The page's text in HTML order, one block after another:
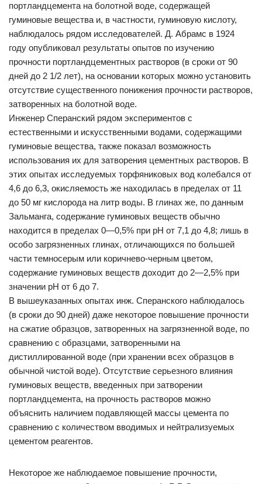
портландцемента на болотной воде, содержащей
гуминовые вещества и, в частности, гуминовую кислоту,
наблюдалось рядом исследователей. Д. Абрамс в 1924
году опубликовал результаты опытов по изучению
прочности портландцементных растворов (в сроки от 90
дней до 2 1/2 лет), на основании которых можно установить
отсутствие существенного понижения прочности растворов,
затворенных на болотной воде.
Инженер Сперанский рядом экспериментов с
естественными и искусственными водами, содержащими
гуминовые вещества, также показал возможность
использования их для затворения цементных растворов. В
этих опытах исследуемых торфяниковых вод колебался от
4,6 до 6,3, окисляемость же находилась в пределах от 11
до 50 мг кислорода на литр воды. В глинах же, по данным
Зальманга, содержание гуминовых веществ обычно
находится в пределах 0—0,5% при pH от 7,1 до 4,8; лишь в
особо загрязненных глинах, отличающихся по большей
части темносерым или коричнево-черным цветом,
содержание гуминовых веществ доходит до 2—2,5% при
значении pH от 6 до 7.
В вышеуказанных опытах инж. Сперанского наблюдалось
(в сроки до 90 дней) даже некоторое повышение прочности
на сжатие образцов, затворенных на загрязненной воде, по
сравнению с образцами, затворенными на
дистиллированной воде (при хранении всех образцов в
обычной чистой воде). Отсутствие серьезного влияния
гуминовых веществ, введенных при затворении
портландцемента, на прочность растворов можно
объяснить наличием подавляющей массы цемента по
сравнению с количеством вводимых и нейтрализуемых
цементом реагентов.
Некоторое же наблюдаемое повышение прочности,